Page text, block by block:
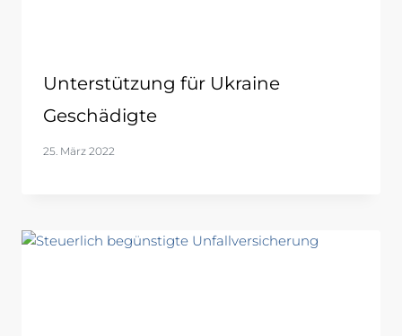
Unterstützung für Ukraine
Geschädigte
25. März 2022